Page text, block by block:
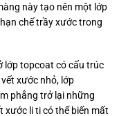
này tạo nên một lớp
chế trầy xước trong
lớp topcoat có cấu trúc
xước nhỏ, lớp
phẳng trở lại những
xước li ti có thể biến mất